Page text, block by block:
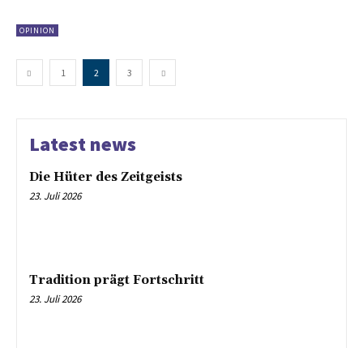
OPINION
1 2 3
Latest news
Die Hüter des Zeitgeists
23. Juli 2026
Tradition prägt Fortschritt
23. Juli 2026